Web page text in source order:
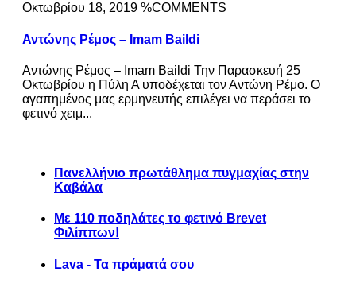
Οκτωβρίου 18, 2019 %COMMENTS
Αντώνης Ρέμος – Imam Baildi
Αντώνης Ρέμος – Imam Baildi Την Παρασκευή 25
Οκτωβρίου η Πύλη Α υποδέχεται τον Αντώνη Ρέμο. Ο
αγαπημένος μας ερμηνευτής επιλέγει να περάσει το
φετινό χειμ...
Πανελλήνιο πρωτάθλημα πυγμαχίας στην
Καβάλα
Με 110 ποδηλάτες το φετινό Brevet
Φιλίππων!
Lava - Τα πράματά σου